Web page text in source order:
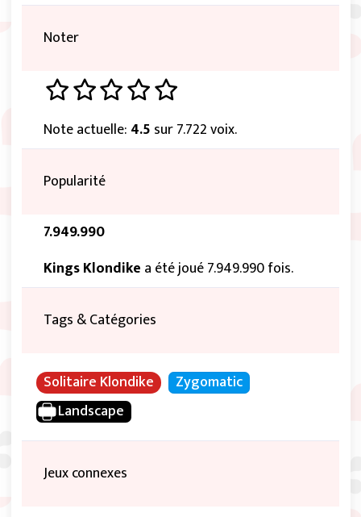
Noter
Note actuelle: 4.5 sur 7.722 voix.
Popularité
7.949.990
Kings Klondike a été joué 7.949.990 fois.
Tags & Catégories
Solitaire Klondike
Zygomatic
Landscape
Jeux connexes